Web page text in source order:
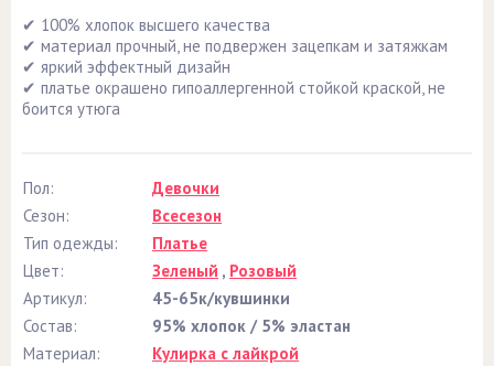
✔ 100% хлопок высшего качества
✔ материал прочный, не подвержен зацепкам и затяжкам
✔ яркий эффектный дизайн
✔ платье окрашено гипоаллергенной стойкой краской, не
боится утюга
Пол:
Девочки
Сезон:
Всесезон
Тип одежды:
Платье
Цвет:
Зеленый , Розовый
Артикул:
45-65к/кувшинки
Состав:
95% хлопок / 5% эластан
Материал:
Кулирка с лайкрой